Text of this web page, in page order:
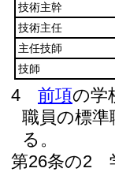
技術主幹
技術主任
主任技師
技師
4 前項の学
職員の標準
る。
第26条の2